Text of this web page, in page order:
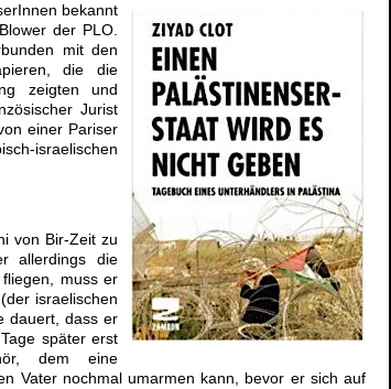
bekannt
der PLO.
mit den
die die
zeigten und
Jurist
einer Pariser
israelischen
von Bir-Zeit zu
allerdings die
muss er
israelischen
dauert, dass er
später erst
dem eine
Vater nochmal umarmen kann, bevor er sich auf